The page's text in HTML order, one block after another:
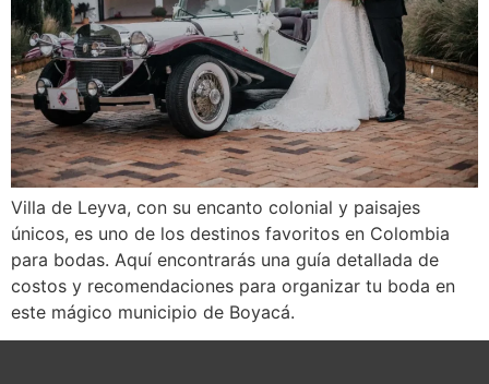
Villa de Leyva, con su encanto colonial y paisajes
únicos, es uno de los destinos favoritos en Colombia
para bodas. Aquí encontrarás una guía detallada de
costos y recomendaciones para organizar tu boda en
este mágico municipio de Boyacá.